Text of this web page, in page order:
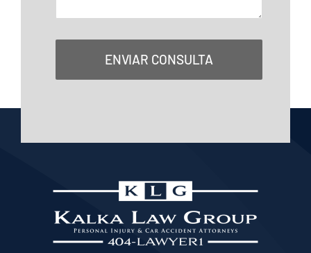
ENVIAR CONSULTA